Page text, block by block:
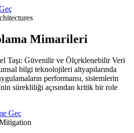
Mimarileri
Taşı: Güvenilir ve Ölçeklenebilir Veri
bilgi teknolojileri altyapılarında
performansı, sistemlerin
sürekliliği açısından kritik bir role
Geç